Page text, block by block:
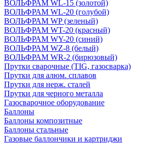
ВОЛЬФРАМ WL-15 (золотой)
ВОЛЬФРАМ WL-20 (голубой)
ВОЛЬФРАМ WP (зеленый)
ВОЛЬФРАМ WT-20 (красный)
ВОЛЬФРАМ WY-20 (синий)
ВОЛЬФРАМ WZ-8 (белый)
ВОЛЬФРАМ WR-2 (бирюзовый)
Прутки сварочные (TIG, газосварка)
Прутки для алюм. сплавов
Прутки для нерж. сталей
Прутки для черного металла
Газосварочное оборудование
Баллоны
Баллоны композитные
Баллоны стальные
Газовые баллончики и картриджи